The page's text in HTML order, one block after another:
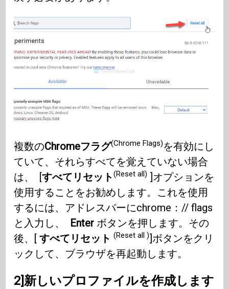
複数のChromeフラグ(Chrome Flags)を有効にし
ていて、それらすべてを覚えていない場合
は、 [すべてリセット(Reset all) ]オプションを
使用することをお勧めします。これを使用
するには、アドレスバーにchrome：// flags
と入力し、 Enter ボタンを押します。その
後、[すべてリセット(Reset all )]ボタンをクリ
ックして、ブラウザを再起動します。
2]新しいプロファイルを作成します